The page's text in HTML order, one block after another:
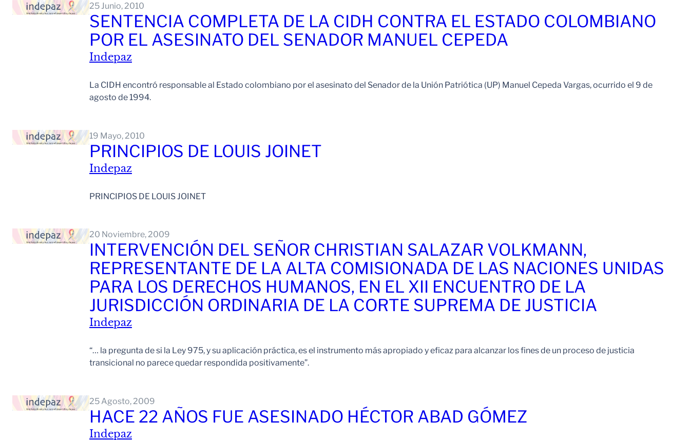
25 Junio, 2010
SENTENCIA COMPLETA DE LA CIDH CONTRA EL ESTADO COLOMBIANO
POR EL ASESINATO DEL SENADOR MANUEL CEPEDA
Indepaz
La CIDH encontró responsable al Estado colombiano por el asesinato del Senador de la Unión Patriótica (UP) Manuel Cepeda Vargas, ocurrido el 9 de
agosto de 1994.
19 Mayo, 2010
PRINCIPIOS DE LOUIS JOINET
Indepaz
PRINCIPIOS DE LOUIS JOINET
20 Noviembre, 2009
INTERVENCIÓN DEL SEÑOR CHRISTIAN SALAZAR VOLKMANN,
REPRESENTANTE DE LA ALTA COMISIONADA DE LAS NACIONES UNIDAS
PARA LOS DERECHOS HUMANOS, EN EL XII ENCUENTRO DE LA
JURISDICCIÓN ORDINARIA DE LA CORTE SUPREMA DE JUSTICIA
Indepaz
“… la pregunta de si la Ley 975, y su aplicación práctica, es el instrumento más apropiado y eficaz para alcanzar los fines de un proceso de justicia
transicional no parece quedar respondida positivamente”.
25 Agosto, 2009
HACE 22 AÑOS FUE ASESINADO HÉCTOR ABAD GÓMEZ
Indepaz